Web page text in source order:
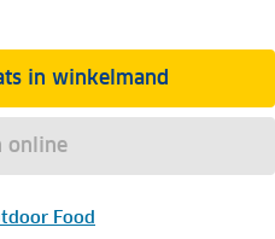
in winkelmand
online
Food